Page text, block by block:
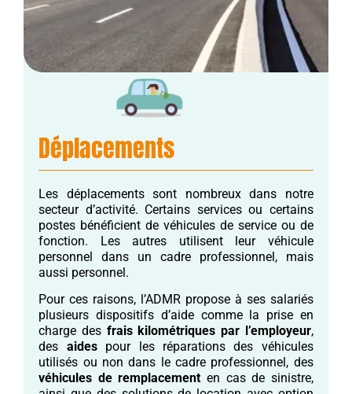
Déplacements
Les déplacements sont nombreux dans notre
secteur d’activité. Certains services ou certains
postes bénéficient de véhicules de service ou de
fonction. Les autres utilisent leur véhicule
personnel dans un cadre professionnel, mais
aussi personnel.
Pour ces raisons, l’ADMR propose à ses salariés
plusieurs dispositifs d’aide comme la prise en
charge des frais kilométriques par l’employeur,
des aidespour les réparations des véhicules
utilisés ou non dans le cadre professionnel, des
véhicules de remplacement en cas de sinistre,